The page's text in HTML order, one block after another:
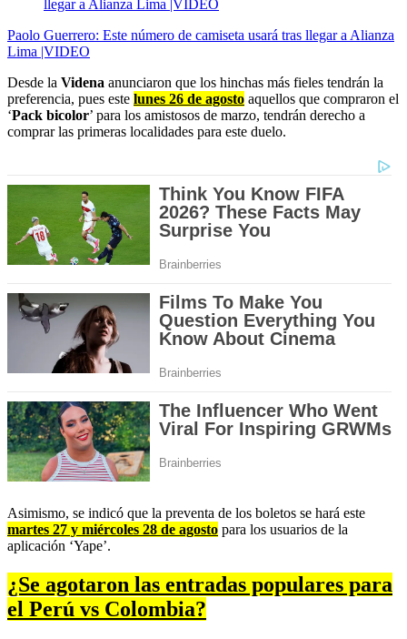
Paolo Guerrero: Este número de camiseta usará tras llegar a Alianza
Lima |VIDEO
Desde la Videna anunciaron que los hinchas más fieles tendrán la
preferencia, pues este lunes 26 de agosto aquellos que compraron el
‘Pack bicolor’ para los amistosos de marzo, tendrán derecho a
comprar las primeras localidades para este duelo.
Asimismo, se indicó que la preventa de los boletos se hará este
martes 27 y miércoles 28 de agosto para los usuarios de la
aplicación ‘Yape’.
¿Se agotaron las entradas populares para
el Perú vs Colombia?